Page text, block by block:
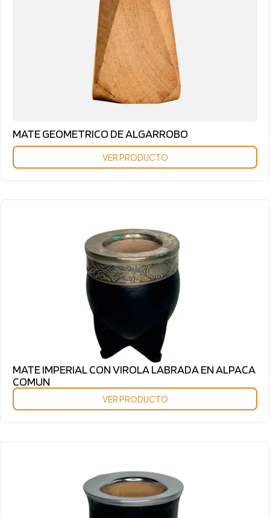
MATE GEOMETRICO DE ALGARROBO
VER PRODUCTO
MATE IMPERIAL CON VIROLA LABRADA EN ALPACA
COMUN
VER PRODUCTO